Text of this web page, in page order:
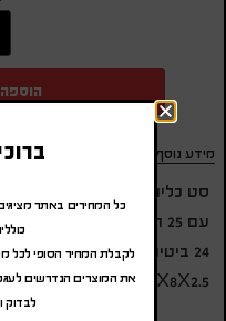
מידע נוסף
סט כלים במארז במבוק
עם 25 חלקים
24 ביטים ומברג
15X8X2.5 ס"מ
כל המחירים באתר
לקבלת המחיר הסופי לכל
את המוצרים הנדרשים
לבדוק